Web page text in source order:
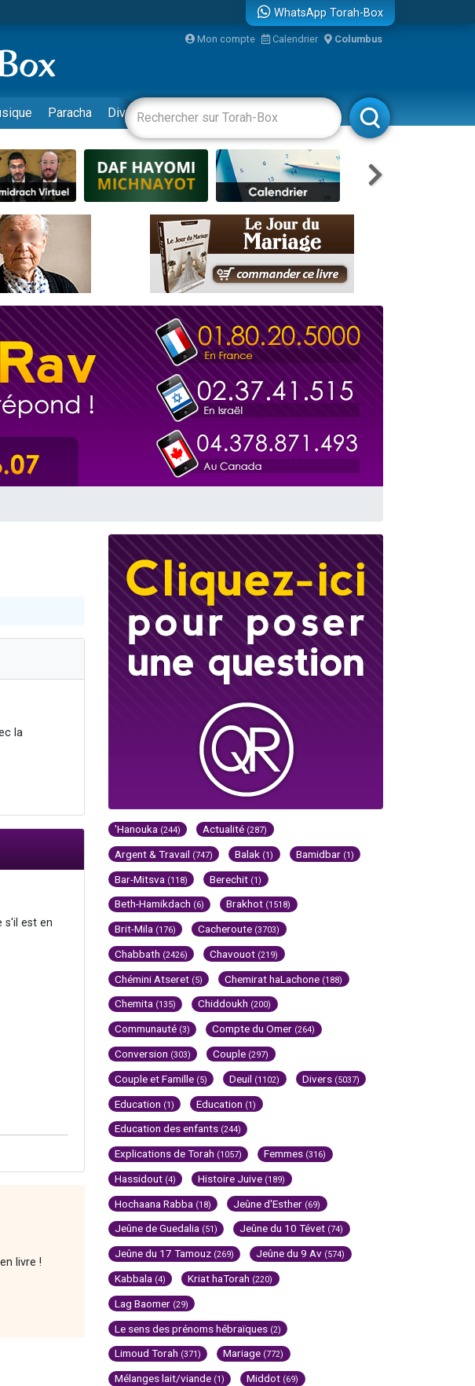
un appartement insalubre
de Yohan
d'Israel
et le Birkat Hamazone à travers le temps
WhatsApp Torah-Box
Mon compte Calendrier Columbus
Paracha Divertissements Livres Rabbanim
la
s'il est en
livre !
'Hanouka (244) Actualité (287)
Argent & Travail (747) Balak (1) Bamidbar (1)
Bar-Mitsva (118) Berechit (1)
Beth-Hamikdach (6) Brakhot (1518)
Brit-Mila (176) Cacheroute (3703)
Chabbath (2426) Chavouot (219)
Chémini Atseret (5) Chemirat haLachone (188)
Chemita (135) Chiddoukh (200)
Communauté (3) Compte du Omer (264)
Conversion (303) Couple (297)
Couple et Famille (5) Deuil (1102) Divers (5037)
Education (1) Education (1)
Education des enfants (244)
Explications de Torah (1057) Femmes (316)
Hassidout (4) Histoire Juive (189)
Hochaana Rabba (18) Jeûne d'Esther (69)
Jeûne de Guedalia (51) Jeûne du 10 Tévet (74)
Jeûne du 17 Tamouz (269) Jeûne du 9 Av (574)
Kabbala (4) Kriat haTorah (220)
Lag Baomer (29)
Le sens des prénoms hébraïques (2)
Limoud Torah (371) Mariage (772)
Mélanges lait/viande (1) Middot (69)